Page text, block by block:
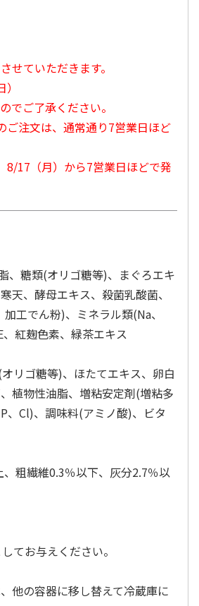
ぐるぐるボーン型 S
470円
(送料別・税込)
こ用 まぐろ・かつ
120円
(送料別・税込)
せていただきます。
でご了承ください。
ご注文は、通常通り7営業日ほど
8/17（月）から7営業日ほどで発
、糖類(オリゴ糖等)、まぐろエキ
天、酵母エキス、殺菌乳酸菌、
工でん粉)、ミネラル類(Na、
紅麹色素、緑茶エキス
リゴ糖等)、ほたてエキス、卵白
植物性油脂、増粘安定剤(増粘多
、Cl)、調味料(アミノ酸)、ビタ
粗繊維0.3％以下、灰分2.7％以
てお与えください。
他の容器に移し替えて冷蔵庫に